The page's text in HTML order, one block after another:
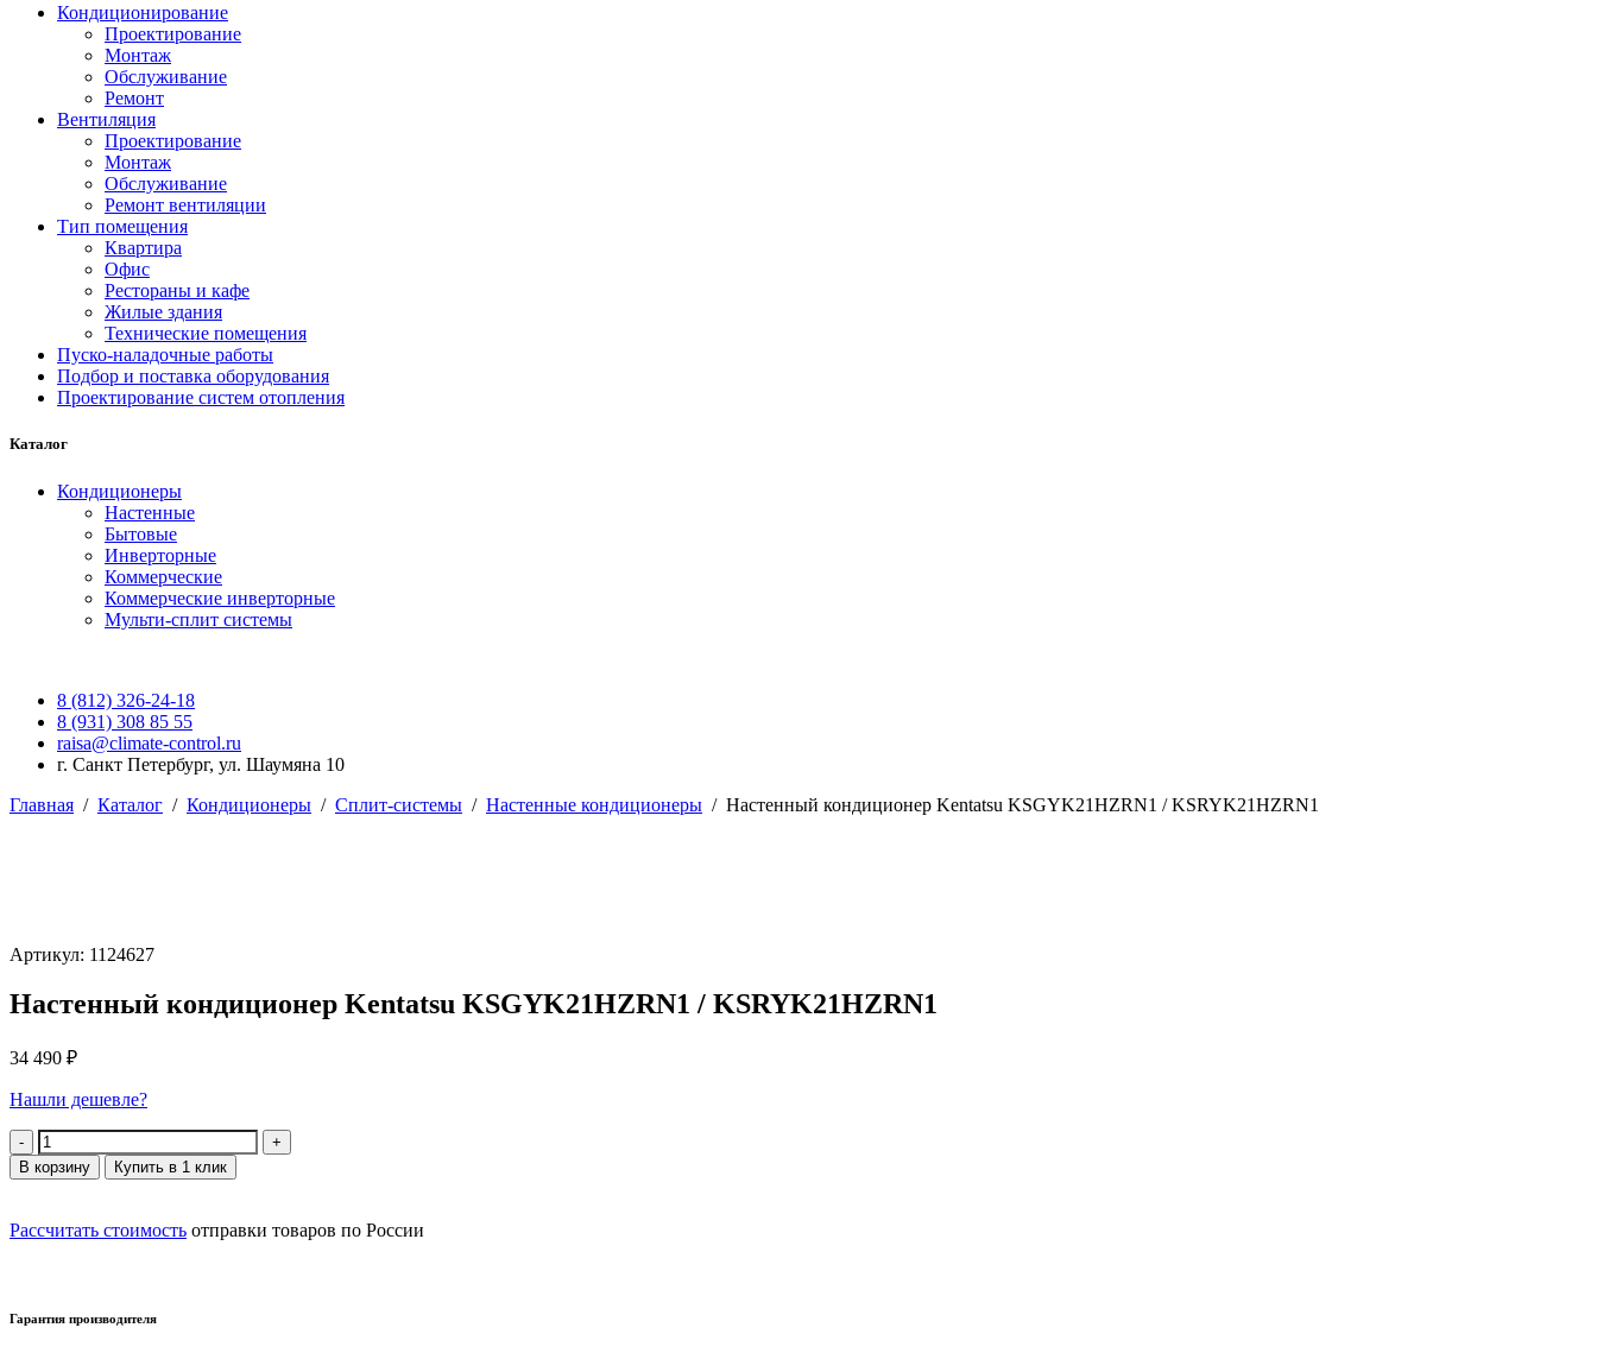
Кондиционирование
Проектирование
Монтаж
Обслуживание
Ремонт
Вентиляция
Проектирование
Монтаж
Обслуживание
Ремонт вентиляции
Тип помещения
Квартира
Офис
Рестораны и кафе
Жилые здания
Технические помещения
Пуско-наладочные работы
Подбор и поставка оборудования
Проектирование систем отопления
Каталог
Кондиционеры
Настенные
Бытовые
Инверторные
Коммерческие
Коммерческие инверторные
Мульти-сплит системы
8 (812) 326-24-18
8 (931) 308 85 55
raisa@climate-control.ru
г. Санкт Петербург, ул. Шаумяна 10
Главная / Каталог / Кондиционеры / Сплит-системы / Настенные кондиционеры / Настенный кондиционер Kentatsu KSGYK21HZRN1 / KSRYK21HZRN1
Артикул: 1124627
Настенный кондиционер Kentatsu KSGYK21HZRN1 / KSRYK21HZRN1
34 490 ₽
Нашли дешевле?
Количество
В корзину Купить в 1 клик
Рассчитать стоимость отправки товаров по России
Гарантия производителя